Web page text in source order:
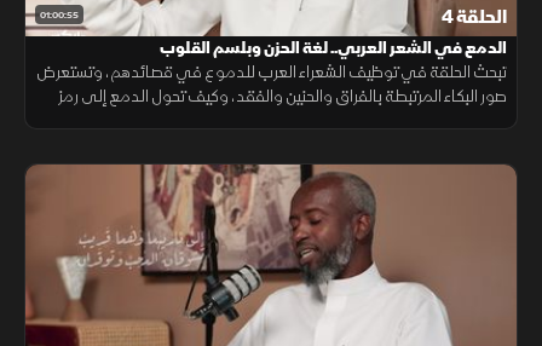
01:00:55 الحلقة 4
الدمع في الشعر العربي.. لغة الحزن وبلسم القلوب
تبحث الحلقة في توظيف الشعراء العرب للدموع في قصائدهم، وتستعرض
صور البكاء المرتبطة بالفراق والحنين والفقد، وكيف تحول الدمع إلى رمز